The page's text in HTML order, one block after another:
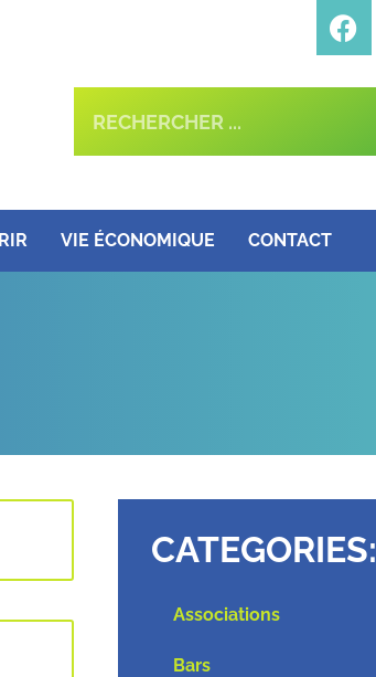
VIE ÉCONOMIQUE CONTACT
CATEGORIES:
Associations
Bars